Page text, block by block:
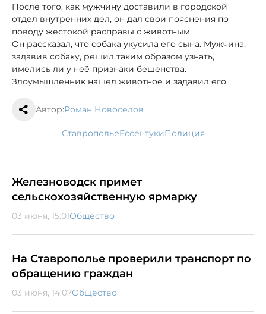
После того, как мужчину доставили в городской
отдел внутренних дел, он дал свои пояснения по
поводу жестокой расправы с животным.
Он рассказал, что собака укусила его сына. Мужчина,
задавив собаку, решил таким образом узнать,
имелись ли у неё признаки бешенства.
Злоумышленник нашел животное и задавил его.
Автор:Роман Новоселов
Ставрополье Ессентуки полиция
Железноводск примет
сельскохозяйственную ярмарку
03 июня, 15:01Общество
На Ставрополье проверили транспорт по
обращению граждан
03 июня, 14:07Общество